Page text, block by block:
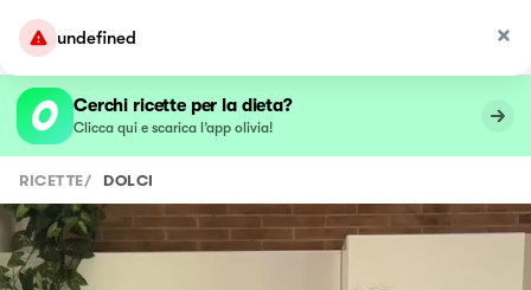
undefined
Cerchi ricette per la dieta?
Clicca qui e scarica l’app olivia!
RICETTE/ DOLCI